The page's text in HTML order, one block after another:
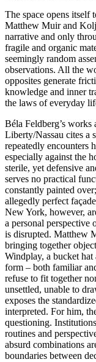
The space opens itself
Matthew Muir and
narrative and only
fragile and organic
seemingly random
observations. All the
opposites generate
knowledge and inner
the laws of everyday
Béla Feldberg’s works
Liberty/Nassau cites a
repeatedly encounters
especially against the
sterile, yet defensive
serves no practical
constantly painted
allegedly perfect
New York, however,
a personal perspective
is disrupted. Matthew
bringing together
Windplay, a bucket
form – both familiar
refuse to fit together
unsettled, unable to
exposes the
interpreted. For him,
questioning.
routines and
absurd combinations
boundaries between